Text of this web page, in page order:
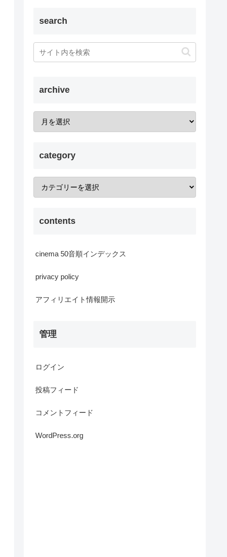
search
archive
category
contents
cinema 50音順インデックス
privacy policy
アフィリエイト情報開示
管理
ログイン
投稿フィード
コメントフィード
WordPress.org